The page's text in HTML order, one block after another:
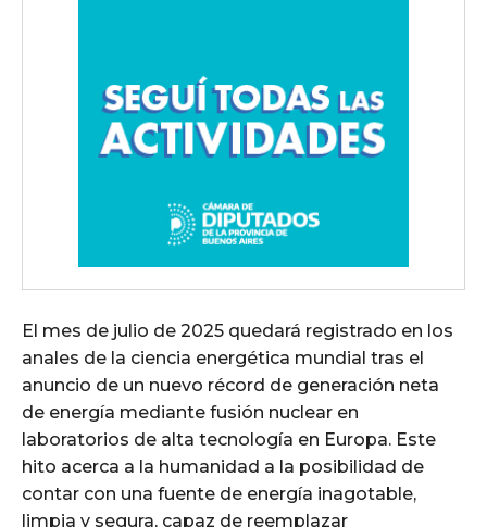
El mes de julio de 2025 quedará registrado en los
anales de la ciencia energética mundial tras el
anuncio de un nuevo récord de generación neta
de energía mediante fusión nuclear en
laboratorios de alta tecnología en Europa. Este
hito acerca a la humanidad a la posibilidad de
contar con una fuente de energía inagotable,
limpia y segura, capaz de reemplazar